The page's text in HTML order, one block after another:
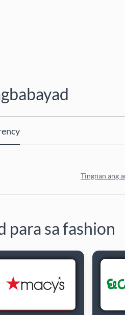
Tingnan ang
para sa fashion